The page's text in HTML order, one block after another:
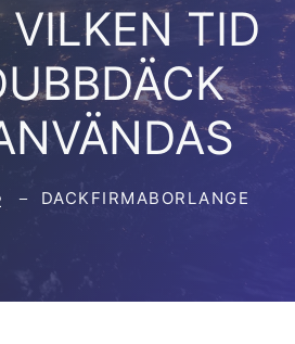
VILKEN TID
DACKFIRMABORLANGE